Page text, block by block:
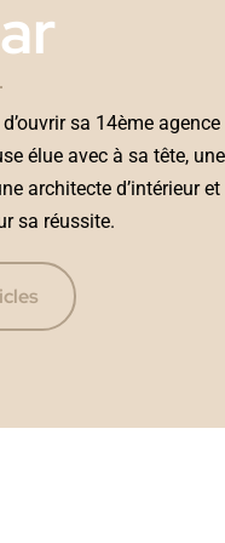
sa 14ème agence
élue avec à sa tête, une
architecte d’intérieur et
sa réussite.